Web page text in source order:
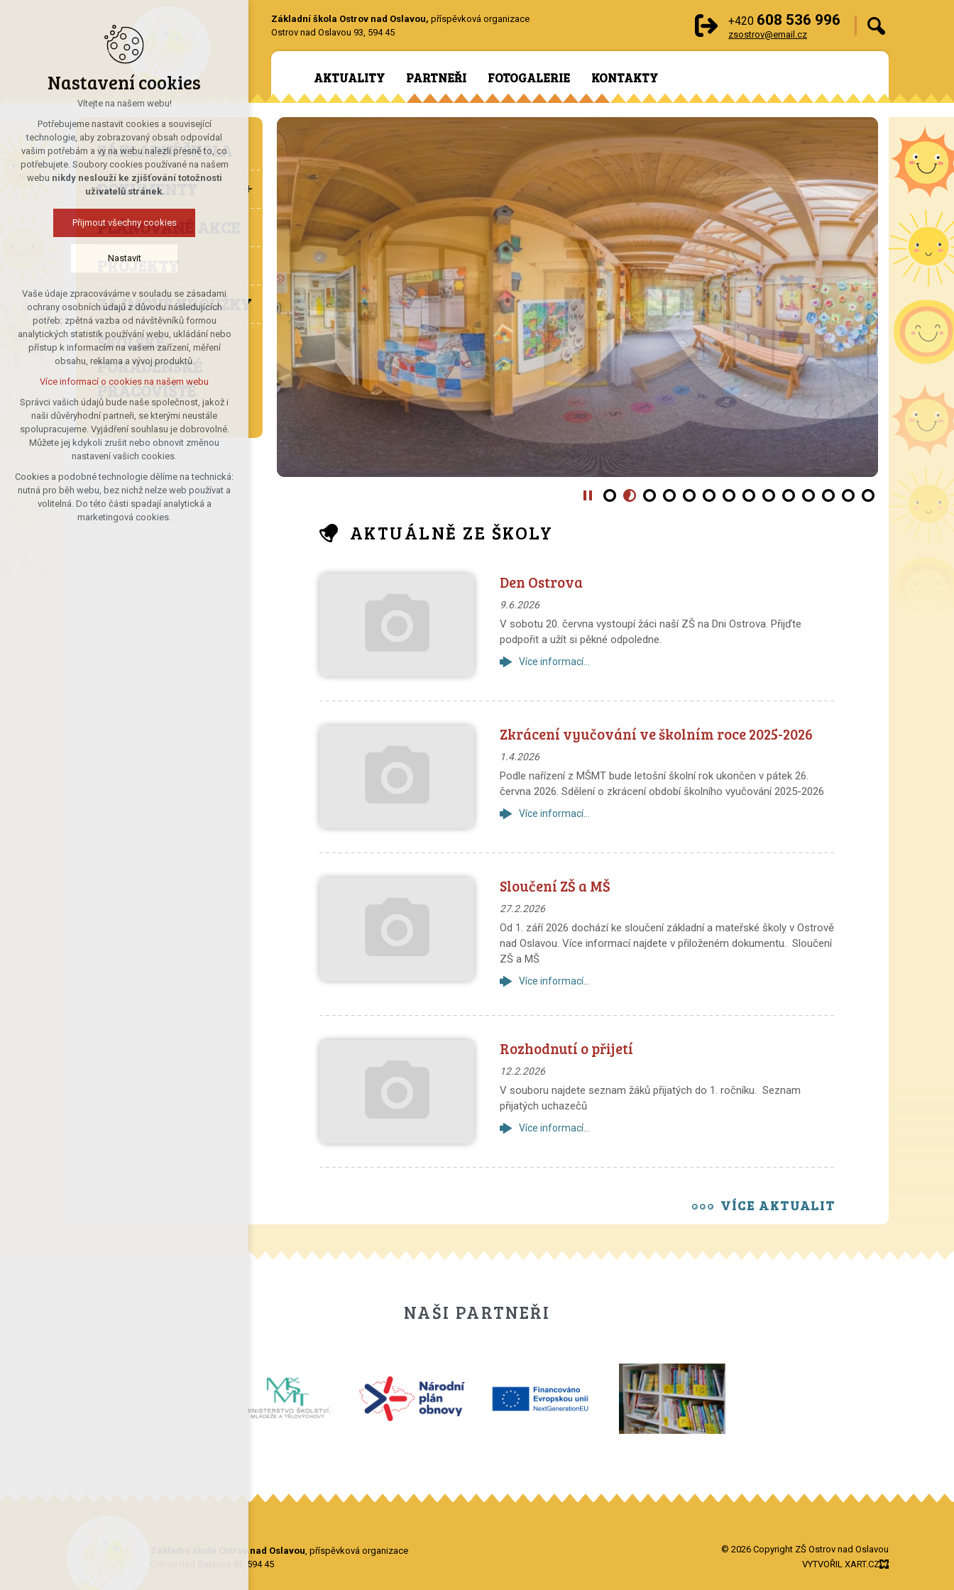
+420 608 536 996
zsostrov@email.cz
Základní škola Ostrov nad Oslavou, příspěvková organizace
Ostrov nad Oslavou 93, 594 45
AKTUALITY PARTNEŘI FOTOGALERIE KONTAKTY
ZÁKLADNÍ ŠKOLA
DOKUMENTY
PLÁNOVANÉ AKCE
PROJEKTY
ZÁJMOVÉ KROUŽKY
ŠKOLSKÉ
PORADENSKÉ
PRACOVIŠTĚ
AKTUÁLNĚ ZE ŠKOLY
Den Ostrova
9.6.2026
V sobotu 20. června vystoupí žáci naší ZŠ na Dni Ostrova. Přijďte
podpořit a užít si pěkné odpoledne.
Více informací...
Zkrácení vyučování ve školním roce 2025-2026
1.4.2026
Podle nařízení z MŠMT bude letošní školní rok ukončen v pátek 26.
června 2026. Sdělení o zkrácení období školního vyučování 2025-2026
Více informací...
Sloučení ZŠ a MŠ
27.2.2026
Od 1. září 2026 dochází ke sloučení základní a mateřské školy v Ostrově
nad Oslavou. Více informací najdete v přiloženém dokumentu. Sloučení
ZŠ a MŠ
Více informací...
Rozhodnutí o přijetí
12.2.2026
V souboru najdete seznam žáků přijatých do 1. ročníku. Seznam
přijatých uchazečů
Více informací...
VÍCE AKTUALIT
NAŠI PARTNEŘI
Základní škola Ostrov nad Oslavou, příspěvková organizace
Ostrov nad Oslavou 93, 594 45
© 2026 Copyright ZŠ Ostrov nad Oslavou
VYTVOŘIL XART.CZ
Nastavení cookies
Vítejte na našem webu!
Potřebujeme nastavit cookies a související
technologie, aby zobrazovaný obsah odpovídal
vašim potřebám a vy na webu nalezli přesně to, co
potřebujete. Soubory cookies používané na našem
webu nikdy neslouží ke zjišťování totožnosti
uživatelů stránek.
Přijmout všechny cookies
Nastavit
Technická cookies
nutná pro provozování webu
udržení kontextu stránek (session):
případná přihlášení, volby jazyka, apod.
Volitelná cookies
analytická pro anonymizované
vyhodnocení návštěvnosti
marketingová cookies (Google)
Více informací o cookies na našem webu
Přijmout všechny cookies
Odmítnout vše
Vaše údaje zpracováváme v souladu se zásadami
ochrany osobních údajů z důvodu následujících
potřeb: zpětná vazba od návštěvníků formou
analytických statistik používání webu, ukládání nebo
přístup k informacím na vašem zařízení, měření
obsahu, reklama a vývoj produktů.
Více informací o cookies na našem webu
Správci vašich údajů bude naše společnost, jakož i
naši důvěryhodní partneři, se kterými neustále
spolupracujeme. Vyjádření souhlasu je dobrovolné.
Můžete jej kdykoli zrušit nebo obnovit změnou
nastavení vašich cookies.
Cookies a podobné technologie dělíme na technická:
nutná pro běh webu, bez nichž nelze web používat a
volitelná. Do této části spadají analytická a
marketingová cookies.